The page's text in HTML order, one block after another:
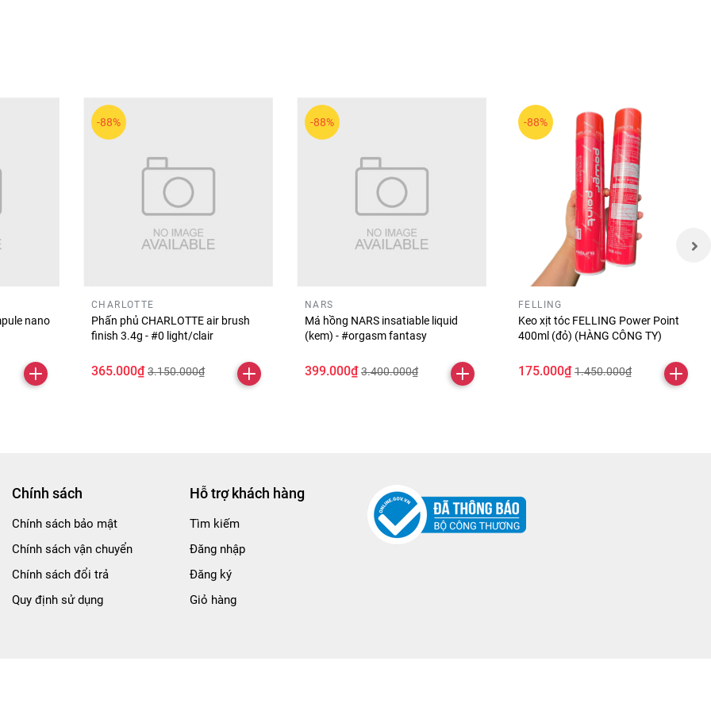
phẩm trang điểm mang phong cách nhẹ nhàng, thanh lịch. Các sản
phù hợp với phong cách makeup tự nhiên.
nano
-88%
CHARLOTTE
Phấn phủ CHARLOTTE air brush
finish 3.4g - #0 light/clair
365.000₫ 3.150.000₫
-88%
NARS
Má hồng NARS insatiable liquid
(kem) - #orgasm fantasy
399.000₫ 3.400.000₫
-88%
FELLING
Keo xịt tóc FELLING Power Point
400ml (đỏ) (HÀNG CÔNG TY)
175.000₫ 1.450.000₫
Chính sách
Chính sách bảo mật
Chính sách vận chuyển
Chính sách đổi trả
Quy định sử dụng
Hỗ trợ khách hàng
Tìm kiếm
Đăng nhập
Đăng ký
Giỏ hàng